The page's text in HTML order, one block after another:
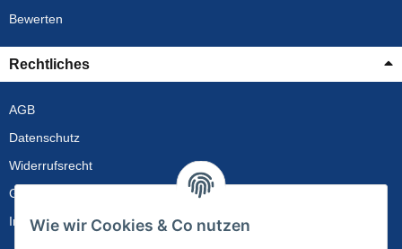
Bewerten
Rechtliches
AGB
Datenschutz
Widerrufsrecht
Gewährleistung
Impressum
Wie wir Cookies & Co nutzen